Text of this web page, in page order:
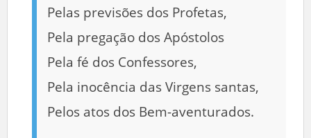
Pelas previsões dos Profetas,
Pela pregação dos Apóstolos
Pela fé dos Confessores,
Pela inocência das Virgens santas,
Pelos atos dos Bem-aventurados.